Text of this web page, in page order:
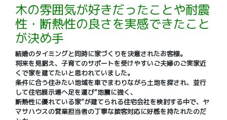
木の雰囲気が好きだったことや耐震
性・断熱性の良さを実感できたこと
が決め手
結婚のタイミングと同時に家づくりを決意されたお客様。
将来を見据え、子育てのサポートを受けやすいご夫婦のご実家近
くで家を建てたいと思われていました。
条件に合う住みたい地域を車でまわりながら土地を探され、並行
して住宅展示場へ足を運び“地震に強く、
断熱性に優れている家”が建てられる住宅会社を検討する中で、ヤ
マサハウスの営業担当者の丁寧な接客対応に好感を持たれたのだ